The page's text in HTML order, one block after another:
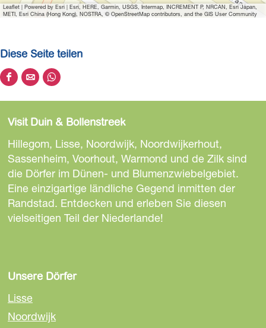
Leaflet | Powered by Esri | Esri, HERE, Garmin, USGS, Intermap, INCREMENT P, NRCAN, Esri Japan,
METI, Esri China (Hong Kong), NOSTRA, © OpenStreetMap contributors, and the GIS User Community
Diese Seite teilen
D
i
s
e
S
e
i
t
e
l
e
n
a
D
i
s
e
S
e
i
t
e
l
n
a
D
i
s
e
S
e
i
t
e
l
a
Visit Duin & Bollenstreek
Hillegom, Lisse, Noordwijk, Noordwijkerhout,
Sassenheim, Voorhout, Warmond und de Zilk sind
die Dörfer im Dünen- und Blumenzwiebelgebiet.
Eine einzigartige ländliche Gegend inmitten der
Randstad. Entdecken und erleben Sie diesen
vielseitigen Teil der Niederlande!
Unsere Dörfer
Lisse
Noordwijk